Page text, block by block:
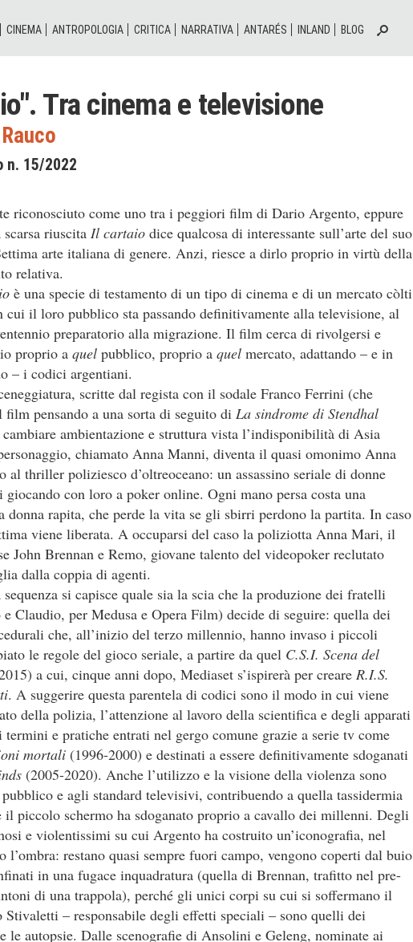
CINEMA ANTROPOLOGIA CRITICA NARRATIVA ANTARÉS INLAND BLOG
Tra cinema e televisione
n. 15/2022
riconosciuto come uno tra i peggiori film di Dario Argento, eppure
riuscita Il cartaio dice qualcosa di interessante sull’arte del suo
arte italiana di genere. Anzi, riesce a dirlo proprio in virtù della
relativa.
è una specie di testamento di un tipo di cinema e di un mercato còlti
cui il loro pubblico sta passando definitivamente alla televisione, al
preparatorio alla migrazione. Il film cerca di rivolgersi e
proprio a quel pubblico, proprio a quel mercato, adattando – e in
– i codici argentiani.
scritte dal regista con il sodale Franco Ferrini (che
film pensando a una sorta di seguito di La sindrome di Stendhal
ambientazione e struttura vista l’indisponibilità di Asia
chiamato Anna Manni, diventa il quasi omonimo Anna
al thriller poliziesco d’oltreoceano: un assassino seriale di donne
con loro a poker online. Ogni mano persa costa una
donna rapita, che perde la vita se gli sbirri perdono la partita. In caso
viene liberata. A occuparsi del caso la poliziotta Anna Mari, il
John Brennan e Remo, giovane talento del videopoker reclutato
dalla coppia di agenti.
si capisce quale sia la scia che la produzione dei fratelli
Claudio, per Medusa e Opera Film) decide di seguire: quella dei
che, all’inizio del terzo millennio, hanno invaso i piccoli
le regole del gioco seriale, a partire da quel C.S.I. Scena del
a cui, cinque anni dopo, Mediaset s’ispirerà per creare R.I.S.
. A suggerire questa parentela di codici sono il modo in cui viene
della polizia, l’attenzione al lavoro della scientifica e degli apparati
termini e pratiche entrati nel gergo comune grazie a serie tv come
mortali (1996-2000) e destinati a essere definitivamente sdoganati
(2005-2020). Anche l’utilizzo e la visione della violenza sono
e agli standard televisivi, contribuendo a quella tassidermia
il piccolo schermo ha sdoganato proprio a cavallo dei millenni. Degli
e violentissimi su cui Argento ha costruito un’iconografia, nel
l’ombra: restano quasi sempre fuori campo, vengono coperti dal buio
in una fugace inquadratura (quella di Brennan, trafitto nel pre-
di una trappola), perché gli unici corpi su cui si soffermano il
Stivaletti – responsabile degli effetti speciali – sono quelli dei
le autopsie. Dalle scenografie di Ansolini e Geleng, nominate ai